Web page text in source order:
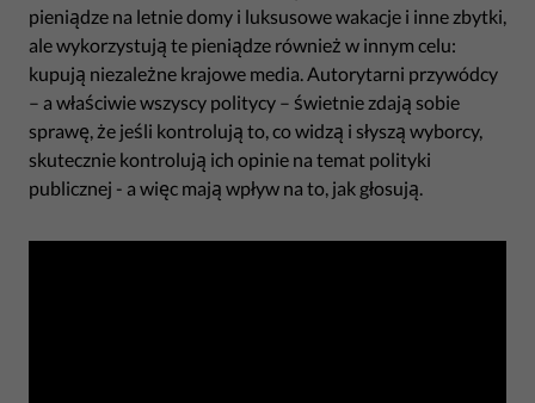
pieniądze na letnie domy i luksusowe wakacje i inne zbytki,
ale wykorzystują te pieniądze również w innym celu:
kupują niezależne krajowe media. Autorytarni przywódcy
– a właściwie wszyscy politycy – świetnie zdają sobie
sprawę, że jeśli kontrolują to, co widzą i słyszą wyborcy,
skutecznie kontrolują ich opinie na temat polityki
publicznej - a więc mają wpływ na to, jak głosują.